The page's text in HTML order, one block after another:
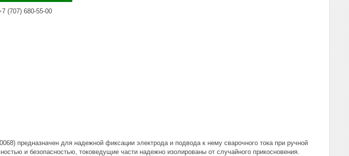
(707) 680-55-00
предназначен для надежной фиксации электрода и подвода к нему сварочного тока при ручной
и безопасностью, токоведущие части надежно изолированы от случайного прикосновения.